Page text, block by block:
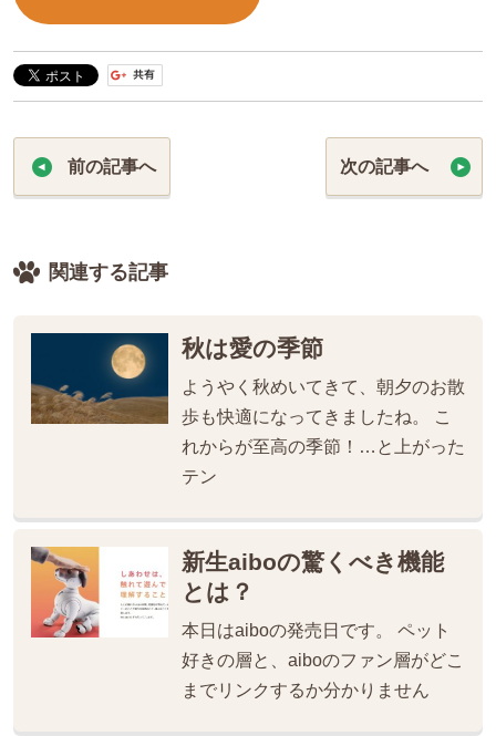
前の記事へ 次の記事へ
関連する記事
秋は愛の季節
ようやく秋めいてきて、朝夕のお散
歩も快適になってきましたね。 こ
れからが至高の季節！…と上がった
テン
新生aiboの驚くべき機能
とは？
本日はaiboの発売日です。 ペット
好きの層と、aiboのファン層がどこ
までリンクするか分かりません